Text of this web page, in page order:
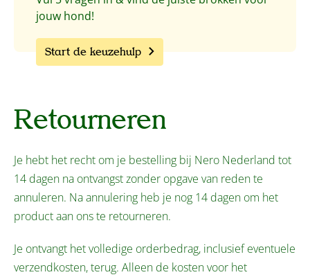
jouw hond!
Start de keuzehulp
Retourneren
Je hebt het recht om je bestelling bij Nero Nederland tot
14 dagen na ontvangstzonder opgave van reden te
annuleren. Na annulering heb je nog 14 dagen om het
product aan ons te retourneren.
Je ontvangt hetvolledige orderbedrag, inclusief eventuele
verzendkosten, terug. Alleen de kosten voor het